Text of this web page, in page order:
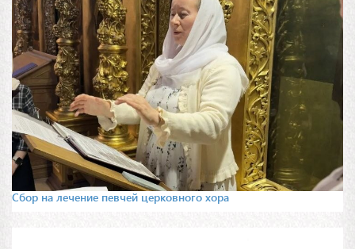
Сбор на лечение певчей церковного хора